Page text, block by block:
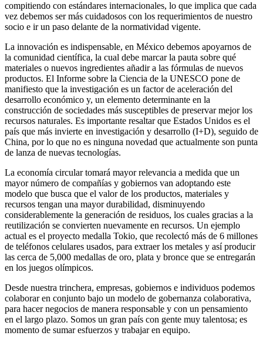
compitiendo con estándares internacionales, lo que implica que cada
vez debemos ser más cuidadosos con los requerimientos de nuestro
socio e ir un paso delante de la normatividad vigente.
La innovación es indispensable, en México debemos apoyarnos de
la comunidad científica, la cual debe marcar la pauta sobre qué
materiales o nuevos ingredientes añadir a las fórmulas de nuevos
productos. El Informe sobre la Ciencia de la UNESCO pone de
manifiesto que la investigación es un factor de aceleración del
desarrollo económico y, un elemento determinante en la
construcción de sociedades más susceptibles de preservar mejor los
recursos naturales. Es importante resaltar que Estados Unidos es el
país que más invierte en investigación y desarrollo (I+D), seguido de
China, por lo que no es ninguna novedad que actualmente son punta
de lanza de nuevas tecnologías.
La economía circular tomará mayor relevancia a medida que un
mayor número de compañías y gobiernos van adoptando este
modelo que busca que el valor de los productos, materiales y
recursos tengan una mayor durabilidad, disminuyendo
considerablemente la generación de residuos, los cuales gracias a la
reutilización se convierten nuevamente en recursos. Un ejemplo
actual es el proyecto medalla Tokio, que recolectó más de 6 millones
de teléfonos celulares usados, para extraer los metales y así producir
las cerca de 5,000 medallas de oro, plata y bronce que se entregarán
en los juegos olímpicos.
Desde nuestra trinchera, empresas, gobiernos e individuos podemos
colaborar en conjunto bajo un modelo de gobernanza colaborativa,
para hacer negocios de manera responsable y con un pensamiento
en el largo plazo. Somos un gran país con gente muy talentosa; es
momento de sumar esfuerzos y trabajar en equipo.